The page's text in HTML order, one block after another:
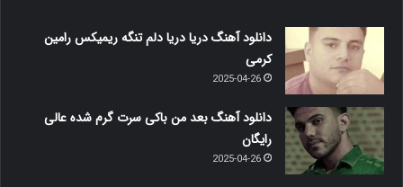
دانلود آهنگ دریا دریا دلم تنگه ریمیکس رامین
کرمی
2025-04-26
دانلود آهنگ بعد من باکی سرت گرم شده عالی
رایگان
2025-04-26